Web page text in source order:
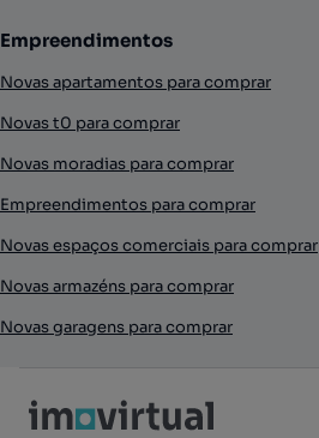
Empreendimentos
Novas apartamentos para comprar
Novas t0 para comprar
Novas moradias para comprar
Empreendimentos para comprar
Novas espaços comerciais para comprar
Novas armazéns para comprar
Novas garagens para comprar